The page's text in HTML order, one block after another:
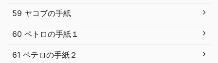
59 ヤコブの手紙
60 ペトロの手紙１
61 ペテロの手紙２